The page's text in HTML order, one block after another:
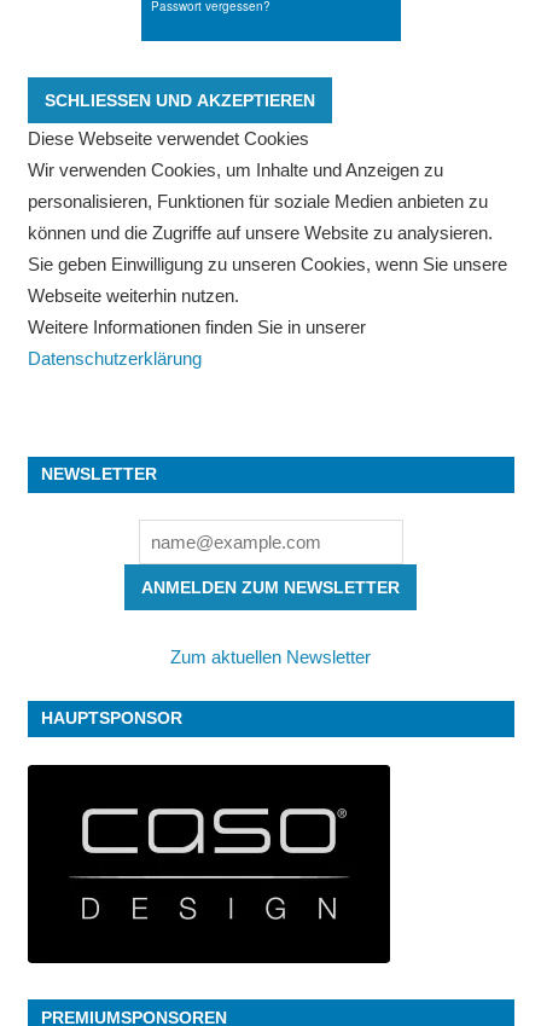
Diese Webseite verwendet Cookies
Wir verwenden Cookies, um Inhalte und Anzeigen zu
personalisieren, Funktionen für soziale Medien anbieten zu
können und die Zugriffe auf unsere Website zu analysieren.
Sie geben Einwilligung zu unseren Cookies, wenn Sie unsere
Webseite weiterhin nutzen.
Weitere Informationen finden Sie in unserer
Datenschutzerklärung
NEWSLETTER
ANMELDEN ZUM NEWSLETTER
Zum aktuellen Newsletter
HAUPTSPONSOR
PREMIUMSPONSOREN